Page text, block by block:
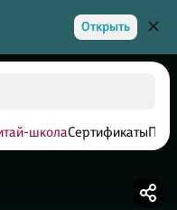
Открыть
школаСертификаты